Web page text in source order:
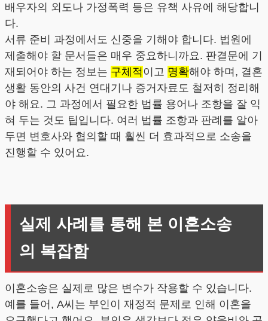
배우자의 외도나 가정폭력 등은 유책 사유에 해당합니
다.
서류 준비 과정에서도 신중을 기해야 합니다. 법원에
제출해야 할 문서들은 매우 중요하니까요. 판결문에 기
재되어야 하는 정보는 구체적이고 명확해야 하며, 결혼
생활 동안의 사건 연대기나 증거자료도 철저히 정리해
야 해요. 그 과정에서 필요한 법률 용어나 조항을 잘 익
혀 두는 것도 팁입니다. 여러 법률 조항과 판례를 알아
두면 변호사와 협의할 때 훨씬 더 효과적으로 소송을
진행할 수 있어요.
실제 사례를 통해 본 이혼소송
의 복잡함
이혼소송은 실제로 많은 변수가 작용할 수 있습니다.
예를 들어, A씨는 부인이 재정적 문제로 인해 이혼을